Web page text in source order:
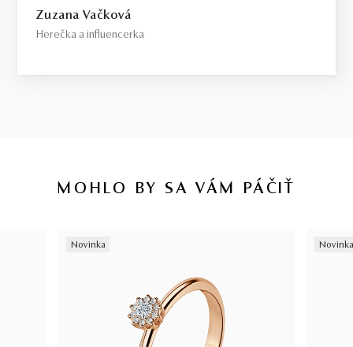
Zuzana Vačková
Herečka a influencerka
MOHLO BY SA VÁM PÁČIŤ
Novinka Novinka